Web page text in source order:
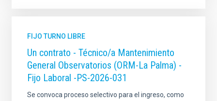
FIJO TURNO LIBRE
Un contrato - Técnico/a Mantenimiento
General Observatorios (ORM-La Palma) -
Fijo Laboral -PS-2026-031
Se convoca proceso selectivo para el ingreso, como